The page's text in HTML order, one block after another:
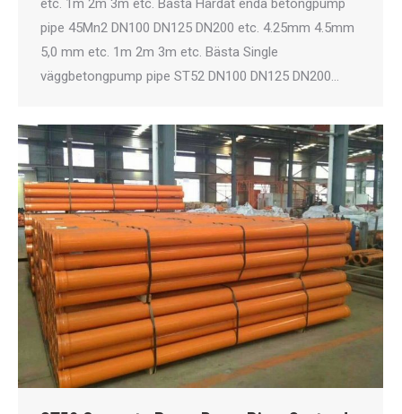
etc. 1m 2m 3m etc. Bästa Härdat enda betongpump
pipe 45Mn2 DN100 DN125 DN200 etc. 4.25mm 4.5mm
5,0 mm etc. 1m 2m 3m etc. Bästa Single
väggbetongpump pipe ST52 DN100 DN125 DN200…